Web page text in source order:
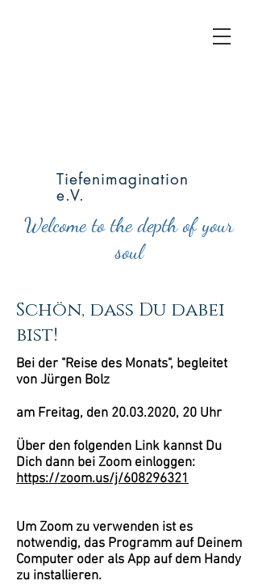
Welcome to the depth of your
soul
Tiefenimagination
e.V.
Schön, dass Du dabei
bist!
Bei der "Reise des Monats", begleitet
von Jürgen Bolz
am Freitag, den 20.03.2020, 20 Uhr
Über den folgenden Link kannst Du
Dich dann bei Zoom einloggen:
https://zoom.us/j/608296321
Um Zoom zu verwenden ist es
notwendig, das Programm auf Deinem
Computer oder als App auf dem Handy
zu installieren.